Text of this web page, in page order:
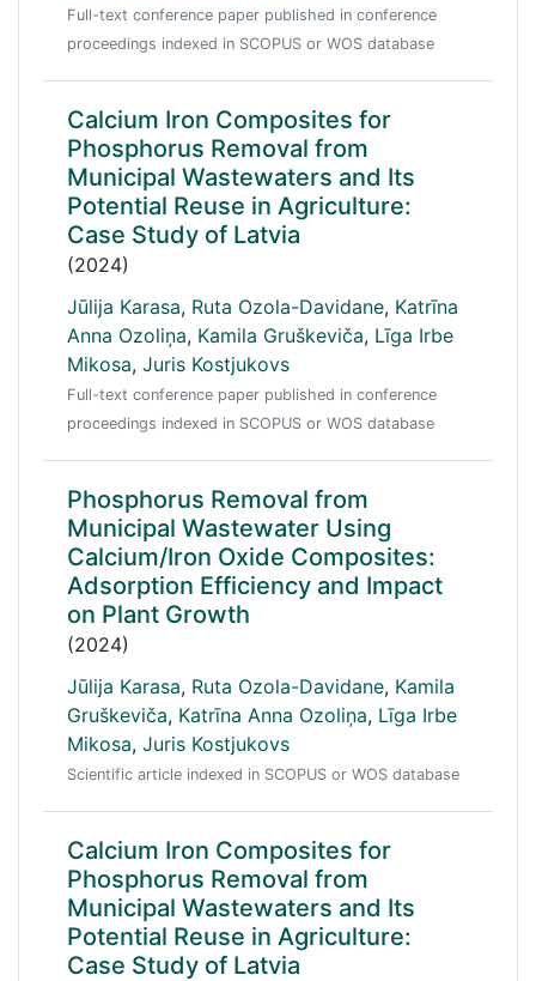
Full-text conference paper published in conference
proceedings indexed in SCOPUS or WOS database
Calcium Iron Composites for
Phosphorus Removal from
Municipal Wastewaters and Its
Potential Reuse in Agriculture:
Case Study of Latvia
(2024)
Jūlija Karasa, Ruta Ozola-Davidane, Katrīna
Anna Ozoliņa, Kamila Gruškeviča, Līga Irbe
Mikosa, Juris Kostjukovs
Full-text conference paper published in conference
proceedings indexed in SCOPUS or WOS database
Phosphorus Removal from
Municipal Wastewater Using
Calcium/Iron Oxide Composites:
Adsorption Efficiency and Impact
on Plant Growth
(2024)
Jūlija Karasa, Ruta Ozola-Davidane, Kamila
Gruškeviča, Katrīna Anna Ozoliņa, Līga Irbe
Mikosa, Juris Kostjukovs
Scientific article indexed in SCOPUS or WOS database
Calcium Iron Composites for
Phosphorus Removal from
Municipal Wastewaters and Its
Potential Reuse in Agriculture:
Case Study of Latvia